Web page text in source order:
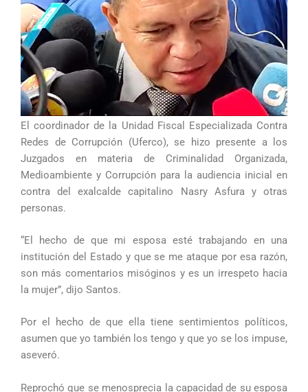
El coordinador de la Unidad Fiscal Especializada Contra
Redes de Corrupción (Uferco), se hizo presente a los
Juzgados en materia de Criminalidad Organizada,
Medioambiente y Corrupción para la audiencia inicial en
contra del exalcalde capitalino Nasry Asfura y otras
personas.
“El hecho de que mi esposa esté trabajando en una
institución del Estado y que se me ataque por esa razón,
son más comentarios misóginos y es un irrespeto hacia
la mujer”, dijo Santos.
Por el hecho de que ella tiene sentimientos políticos,
asumen que yo también los tengo y que yo se los impuse,
aseveró.
Reprochó que se menosprecia la capacidad de su esposa